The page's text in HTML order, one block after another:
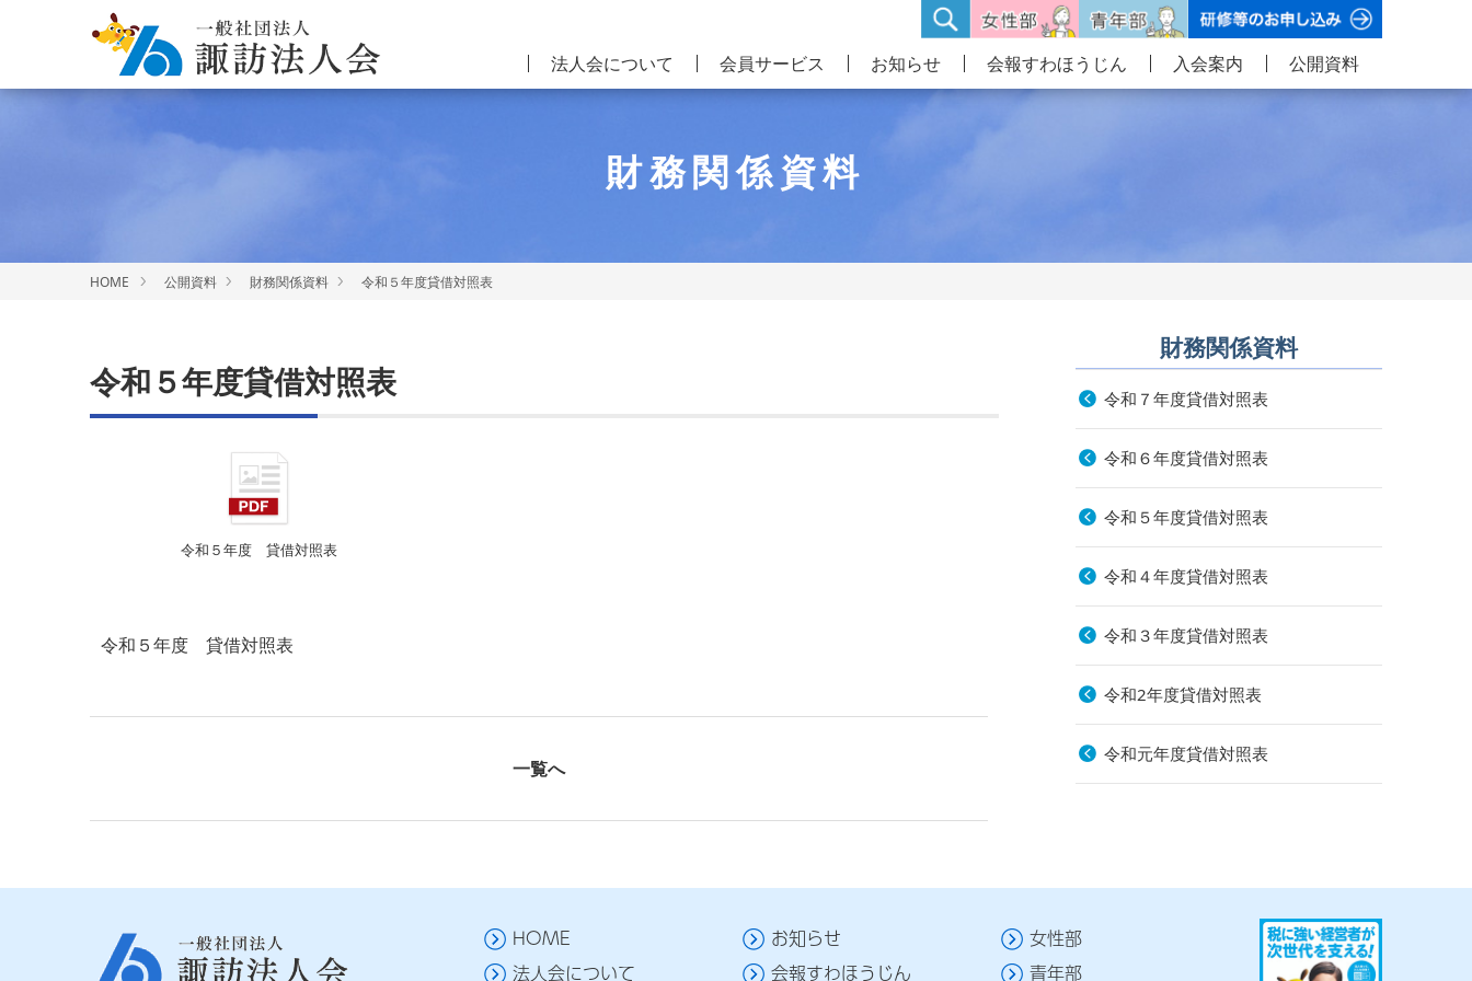
法人会について 会員サービス お知らせ 会報すわほうじん 入会案内 公開資料
財務関係資料
HOME 公開資料 財務関係資料 令和５年度貸借対照表
令和５年度貸借対照表
令和５年度 貸借対照表
令和５年度 貸借対照表
一覧へ
財務関係資料
令和７年度貸借対照表
令和６年度貸借対照表
令和５年度貸借対照表
令和４年度貸借対照表
令和３年度貸借対照表
令和2年度貸借対照表
令和元年度貸借対照表
HOME お知らせ
女性部
法人会について
会報すわほうじん 青年部